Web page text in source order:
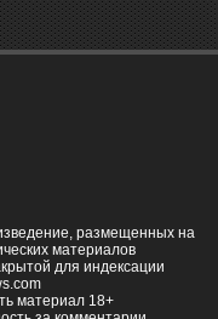
размещенных на
материалов
для индексации
материал 18+